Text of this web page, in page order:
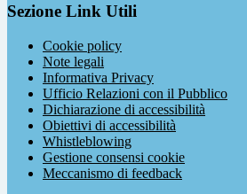
Sezione Link Utili
Cookie policy
Note legali
Informativa Privacy
Ufficio Relazioni con il Pubblico
Dichiarazione di accessibilità
Obiettivi di accessibilità
Whistleblowing
Gestione consensi cookie
Meccanismo di feedback